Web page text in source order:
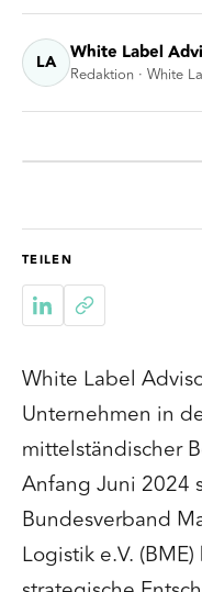
LA White Label
Redaktion · White
TEILEN
White Label
Unternehmen in
mittelständischer
Anfang Juni 2024
Bundesverband
Logistik e.V.